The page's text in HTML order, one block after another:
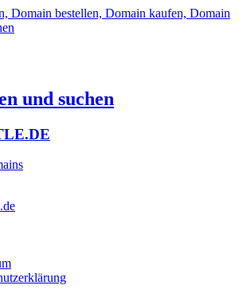
und suchen